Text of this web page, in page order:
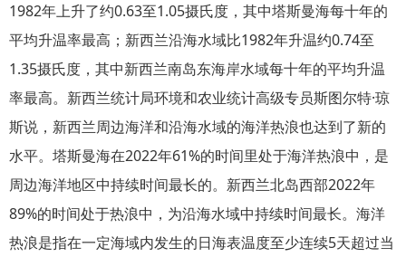
1982年上升了约0.63至1.05摄氏度，其中塔斯曼海每十年的
平均升温率最高；新西兰沿海水域比1982年升温约0.74至
1.35摄氏度，其中新西兰南岛东海岸水域每十年的平均升温
率最高。新西兰统计局环境和农业统计高级专员斯图尔特·琼
斯说，新西兰周边海洋和沿海水域的海洋热浪也达到了新的
水平。塔斯曼海在2022年61%的时间里处于海洋热浪中，是
周边海洋地区中持续时间最长的。新西兰北岛西部2022年
89%的时间处于热浪中，为沿海水域中持续时间最长。海洋
热浪是指在一定海域内发生的日海表温度至少连续5天超过当